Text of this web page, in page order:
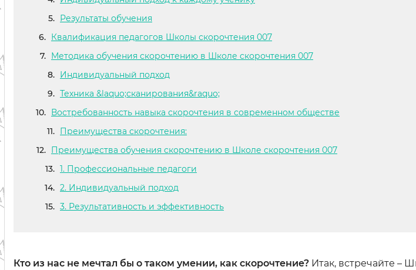
Результаты обучения
Квалификация педагогов Школы скорочтения 007
Методика обучения скорочтению в Школе скорочтения 007
Индивидуальный подход
Техника &laquo;сканирования&raquo;
Востребованность навыка скорочтения в современном обществе
Преимущества скорочтения:
Преимущества обучения скорочтению в Школе скорочтения 007
1. Профессиональные педагоги
2. Индивидуальный подход
3. Результативность и эффективность
Кто из нас не мечтал бы о таком умении, как скорочтение? Итак, встречайте –